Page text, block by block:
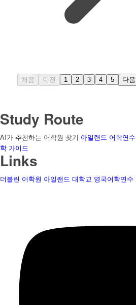
처음 이전 1 2 3 4 5 다음
Study Route
AI가 추천하는 어학원 찾기 아일랜드 어학연수
학 가이드
Links
더블린 어학원 아일랜드 대학교 영국어학연수